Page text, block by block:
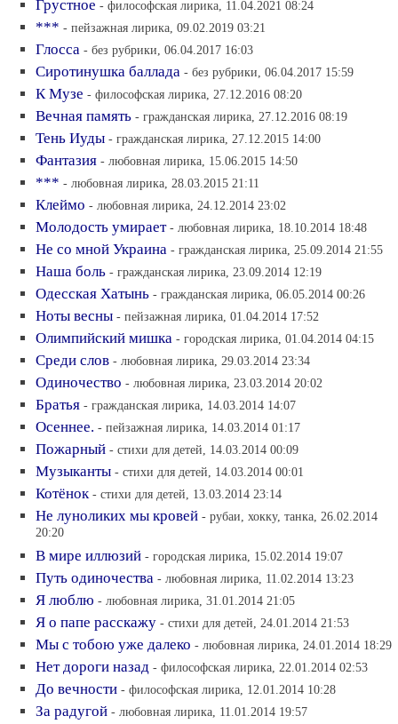
Грустное - философская лирика, 11.04.2021 08:24
*** - пейзажная лирика, 09.02.2019 03:21
Глосса - без рубрики, 06.04.2017 16:03
Сиротинушка баллада - без рубрики, 06.04.2017 15:59
К Музе - философская лирика, 27.12.2016 08:20
Вечная память - гражданская лирика, 27.12.2016 08:19
Тень Иуды - гражданская лирика, 27.12.2015 14:00
Фантазия - любовная лирика, 15.06.2015 14:50
*** - любовная лирика, 28.03.2015 21:11
Клеймо - любовная лирика, 24.12.2014 23:02
Молодость умирает - любовная лирика, 18.10.2014 18:48
Не со мной Украина - гражданская лирика, 25.09.2014 21:55
Наша боль - гражданская лирика, 23.09.2014 12:19
Одесская Хатынь - гражданская лирика, 06.05.2014 00:26
Ноты весны - пейзажная лирика, 01.04.2014 17:52
Олимпийский мишка - городская лирика, 01.04.2014 04:15
Среди слов - любовная лирика, 29.03.2014 23:34
Одиночество - любовная лирика, 23.03.2014 20:02
Братья - гражданская лирика, 14.03.2014 14:07
Осеннее. - пейзажная лирика, 14.03.2014 01:17
Пожарный - стихи для детей, 14.03.2014 00:09
Музыканты - стихи для детей, 14.03.2014 00:01
Котёнок - стихи для детей, 13.03.2014 23:14
Не луноликих мы кровей - рубаи, хокку, танка, 26.02.2014
20:20
В мире иллюзий - городская лирика, 15.02.2014 19:07
Путь одиночества - любовная лирика, 11.02.2014 13:23
Я люблю - любовная лирика, 31.01.2014 21:05
Я о папе расскажу - стихи для детей, 24.01.2014 21:53
Мы с тобою уже далеко - любовная лирика, 24.01.2014 18:29
Нет дороги назад - философская лирика, 22.01.2014 02:53
До вечности - философская лирика, 12.01.2014 10:28
За радугой - любовная лирика, 11.01.2014 19:57